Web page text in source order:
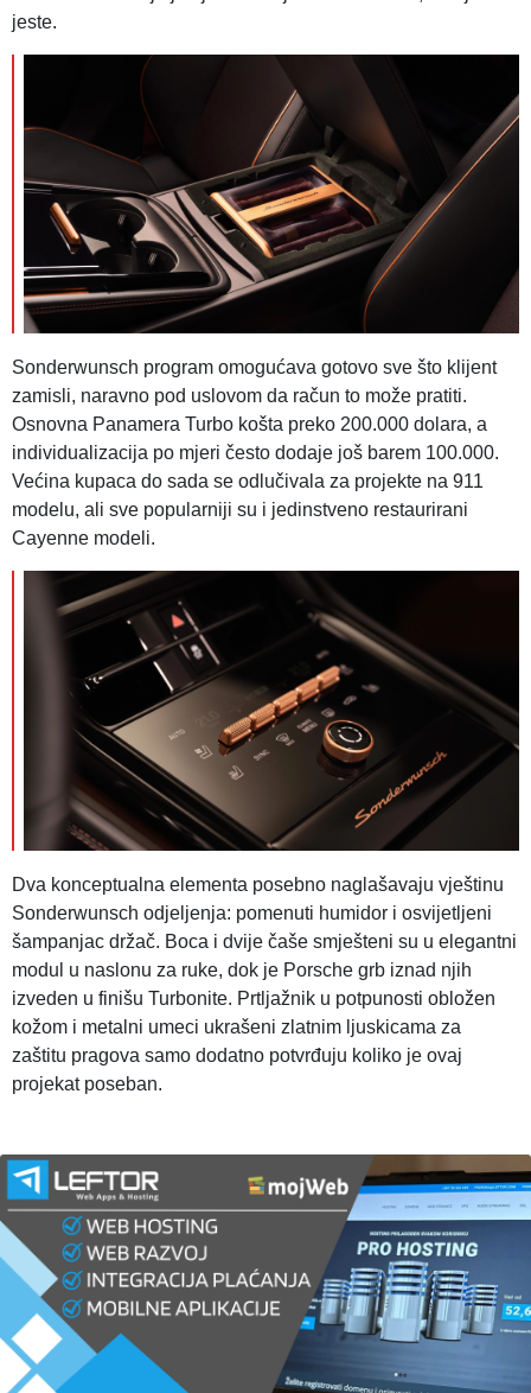
jeste.
Sonderwunsch program omogućava gotovo sve što klijent
zamisli, naravno pod uslovom da račun to može pratiti.
Osnovna Panamera Turbo košta preko 200.000 dolara, a
individualizacija po mjeri često dodaje još barem 100.000.
Većina kupaca do sada se odlučivala za projekte na 911
modelu, ali sve popularniji su i jedinstveno restaurirani
Cayenne modeli.
Dva konceptualna elementa posebno naglašavaju vještinu
Sonderwunsch odjeljenja: pomenuti humidor i osvijetljeni
šampanjac držač. Boca i dvije čaše smješteni su u elegantni
modul u naslonu za ruke, dok je Porsche grb iznad njih
izveden u finišu Turbonite. Prtljažnik u potpunosti obložen
kožom i metalni umeci ukrašeni zlatnim ljuskicama za
zaštitu pragova samo dodatno potvrđuju koliko je ovaj
projekat poseban.